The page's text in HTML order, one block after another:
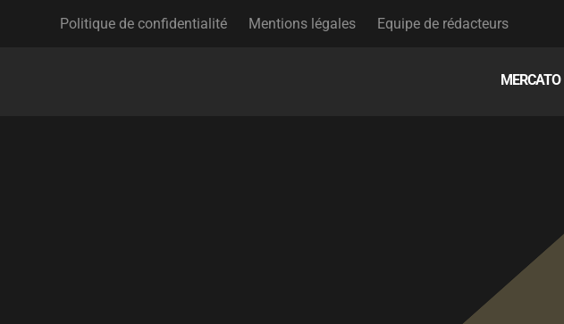
Politique de confidentialité Mentions légales Equipe de rédacteurs
MERCATO